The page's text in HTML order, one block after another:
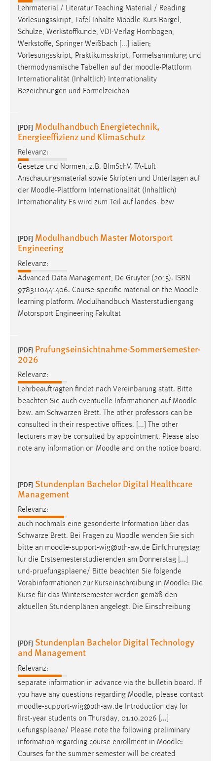
Lehrmaterial / Literatur Teaching Material / Reading
Vorlesungsskript, Tafel Inhalte Moodle-Kurs Bargel,
Schulze, Werkstoffkunde, VDI-Verlag Hornbogen,
Werkstoffe, Springer Weißbach [...] ialien;
Vorlesungsskript, Praktikumsskript, Formelsammlung und
thermodynamische Tabellen auf der moodle-Plattform
Internationalität (Inhaltlich) Internationality
Bezeichnungen und Formelzeichen
[PDF] Modulhandbuch Energietechnik,
Energieeffizienz und Klimaschutz
Relevanz:
Gesetze und Normen, z.B. BImSchV, TA-Luft
Anschauungsmaterial sowie Skripten und Unterlagen auf
der Moodle-Plattform Internationalität (Inhaltlich)
Internationality Es wird zum Teil auf landes- bzw
[PDF] Modulhandbuch Master Motorsport
Engineering
Relevanz:
Advanced Data Management, De Gruyter (2015). ISBN
9783110441406. Course-specific material on the Moodle
learning platform. Modulhandbuch Masterstudiengang
Motorsport Engineering Fakultät
[PDF] Prufungseinsichtnahme-Sommersemester-
2026
Relevanz:
Lehrbeauftragten findet nach Vereinbarung statt. Bitte
beachten Sie auch eventuelle Informationen auf Moodle
bzw. am Schwarzen Brett. The other professors can be
consulted in their respective offices. [...] The other
lecturers may be consulted by appointment. Please also
note any information on Moodle and on the notice board.
[PDF] Stundenplan Bachelor Digital Healthcare
Management
Relevanz:
auch nochmals eine gesonderte Information über das
Schwarze Brett. Bei Fragen zu Moodle wenden Sie sich
bitte an moodle-support-wig@oth-aw.de Einführungstag
für die Erstsemesterstudierenden am Donnerstag [...]
und-pruefungsplaene/ Bitte beachten Sie folgende
Vorabinformationen zur Kurseinschreibung in Moodle: Die
Kurse für das Wintersemester werden gemäß den
aktuellen Stundenplänen angelegt. Die Einschreibung
[PDF] Stundenplan Bachelor Digital Technology
and Management
Relevanz:
separate information in advance via the bulletin board. If
you have any questions regarding Moodle, please contact
moodle-support-wig@oth-aw.de Introduction day for
first-year students on Thursday, 01.10.2026 [...]
uefungsplaene/ Please note the following preliminary
information regarding course enrollment in Moodle:
Courses for the summer semester will be created
Conversion-Tracking
Cookie Laufzeit:
3 Monate
Facebook Pixel
Name:
Facebook
Conversion-Tracking
Cookie Laufzeit:
3 Monate
Um Inhalte von Videoplattformen und Social Media
Plattformen anzeigen zu können, werden von diesen
externen Medien Cookies gesetzt.
YouTube
Vimeo